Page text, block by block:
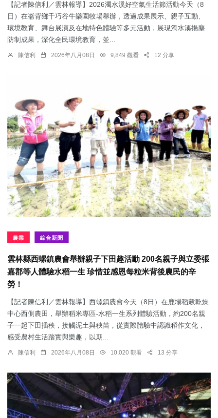
【記者陳信利／雲林報導】2026濁水溪好空氣生活節活動今天（8
日）在崙背鄉千巧谷牛樂園牧場舉辦，透過成果展示、親子互動、
環境教育、舞台展演及在地特色體驗等多元活動，展現濁水溪揚塵
防制成果，深化全民環境教育，並...
陳信利 2026年八月08日 9,849 觀看 12 分享
農業 綜合新聞
雲林縣西螺鎮農會舉辦親子下田趣活動 200名親子與立委張
嘉郡等人體驗水稻一生 珍惜並感恩每粒米背後農民的辛
勞！
【記者陳信利／雲林報導】西螺鎮農會今天（8日）在鹿場稻榖乾燥
中心西側農田，舉辦稻米專區-水稻一生系列體驗活動，約200名親
子一起下田插秧，接觸泥土與秧苗，從實際體驗中認識稻作文化，
感受農村生活踏實與樂趣，以期...
陳信利 2026年八月08日 10,020 觀看 13 分享